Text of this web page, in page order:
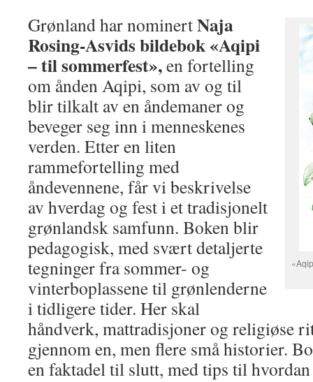
Grønland har nominertNaja
Rosing-Asvids bildebok «Aqipi
– til sommerfest»,en fortelling
om ånden Aqipi, som av og til
blir tilkalt av en åndemaner og
beveger seg inn i menneskenes
verden. Etter en liten
rammefortelling med
åndevennene, får vi beskrivelse
av hverdag og fest i et tradisjonelt
grønlandsk samfunn. Boken blir
pedagogisk, med svært detaljerte
tegninger fra sommer- og
vinterboplassene til grønlenderne
i tidligere tider. Her skal
håndverk, mattradisjoner og religiøse
gjennom en, men flere små historier.
en faktadel til slutt, med tips til hvordan